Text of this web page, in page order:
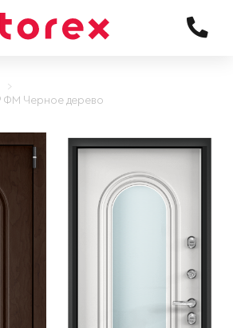
ФМ Черное дерево